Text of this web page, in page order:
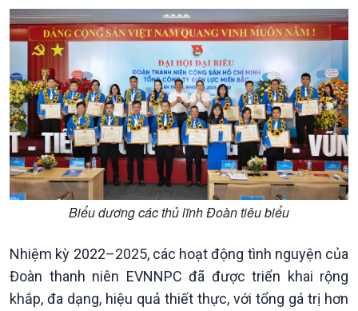
Biểu dương các thủ lĩnh Đoàn tiêu biểu
Nhiệm kỳ 2022–2025, các hoạt động tình nguyện của
Đoàn thanh niên EVNNPC đã được triển khai rộng
khắp, đa dạng, hiệu quả thiết thực, với tổng gá trị hơn